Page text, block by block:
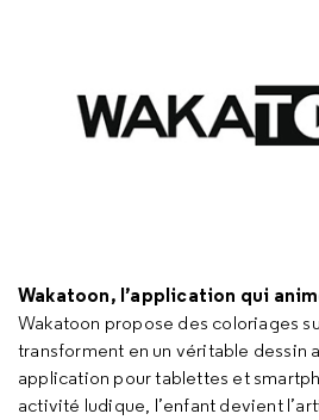
Wakatoon, l’application qui
Wakatoon propose des coloriages
transforment en un véritable dessin
application pour tablettes et
activité ludique, l’enfant devient